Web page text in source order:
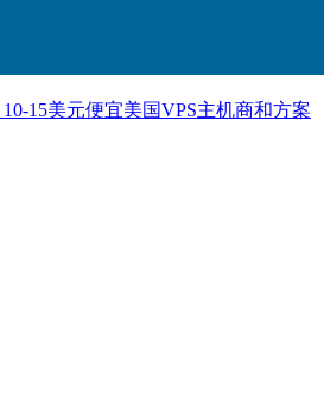
15美元便宜美国VPS主机商和方案